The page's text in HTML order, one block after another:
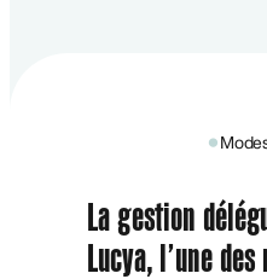
●
La gestion
Lucya, l’une